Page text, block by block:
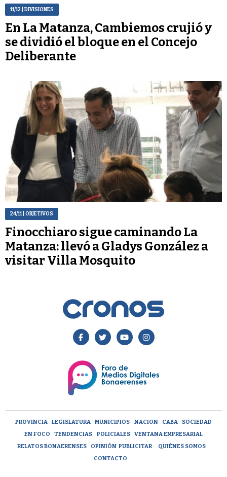
11/12 | DIVISIONES
En La Matanza, Cambiemos crujió y
se dividió el bloque en el Concejo
Deliberante
24/11| OBJETIVOS
Finocchiaro sigue caminando La
Matanza: llevó a Gladys González a
visitar Villa Mosquito
PROVINCIA LEGISLATURA MUNICIPIOS NACION CABA
SOCIEDAD
EN FOCO
TENDENCIAS POLICIALES
VENTANA EMPRESARIAL
RELATOS BONAERENSES
OPINIÓN PUBLICITAR
QUIÉNES SOMOS
CONTACTO